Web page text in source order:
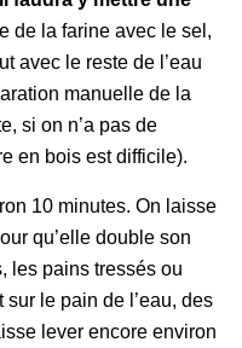
de la farine avec le sel,
avec le reste de l’eau
manuelle de la
si on n’a pas de
en bois est difficile).
10 minutes. On laisse
qu’elle double son
les pains tressés ou
le pain de l’eau, des
lever encore environ